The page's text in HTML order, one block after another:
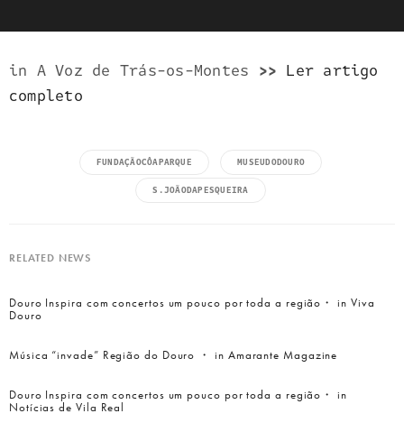
in A Voz de Trás-os-Montes >> Ler artigo
completo
FUNDAÇÃOCÔAPARQUE MUSEUDODOURO
S.JOÃODAPESQUEIRA
RELATED NEWS
Douro Inspira com concertos um pouco por toda a região・ in Viva
Douro
Música “invade” Região do Douro ・ in Amarante Magazine
Douro Inspira com concertos um pouco por toda a região・ in
Notícias de Vila Real